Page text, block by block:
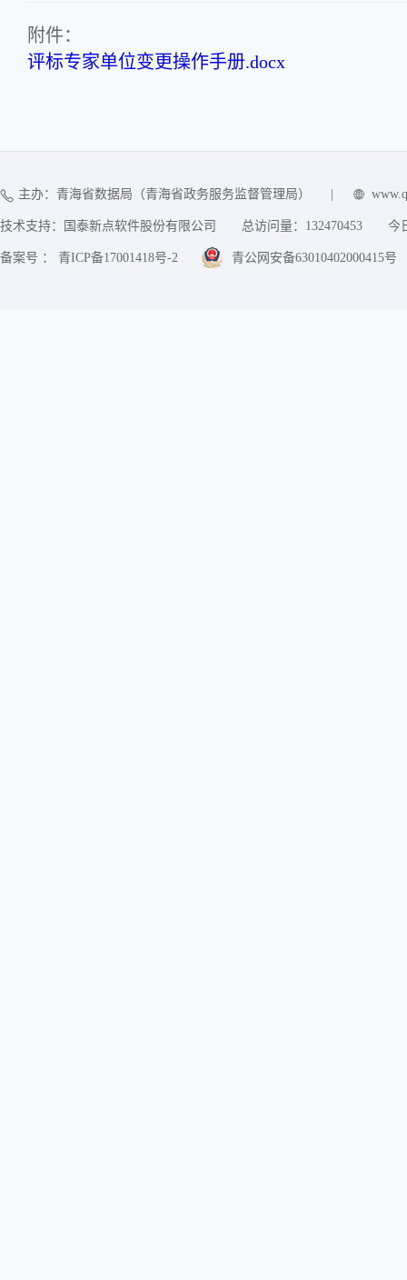
附件：
评标专家单位变更操作手册.docx
主办：青海省数据局（青海省政务服务监督管理局）
技术支持：国泰新点软件股份有限公司 总访问量： 132470453 今
备案号 ： 青ICP备17001418号-2 青公网安备63010402000415号